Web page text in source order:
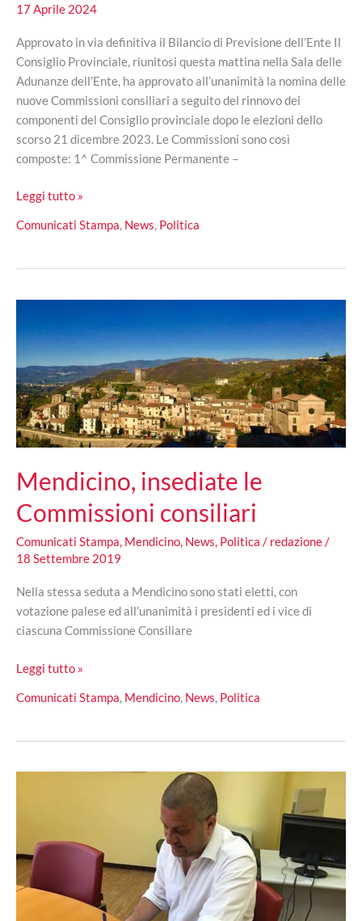
17 Aprile 2024
Approvato in via definitiva il Bilancio di Previsione dell’Ente Il
Consiglio Provinciale, riunitosi questa mattina nella Sala delle
Adunanze dell’Ente, ha approvato all’unanimità la nomina delle
nuove Commissioni consiliari a seguito del rinnovo dei
componenti del Consiglio provinciale dopo le elezioni dello
scorso 21 dicembre 2023. Le Commissioni sono così
composte: 1^ Commissione Permanente –
Il
Provinciale
Cosenza
le
Commissioni
consiliari
Leggi tutto »
Comunicati Stampa, News, Politica
Mendicino, insediate le
Commissioni consiliari
Comunicati Stampa, Mendicino, News, Politica / redazione/
18 Settembre 2019
Nella stessa seduta a Mendicino sono stati eletti, con
votazione palese ed all’unanimità i presidenti ed i vice di
ciascuna Commissione Consiliare
Mendicino,
le
consiliari
Leggi tutto »
Comunicati Stampa, Mendicino, News, Politica